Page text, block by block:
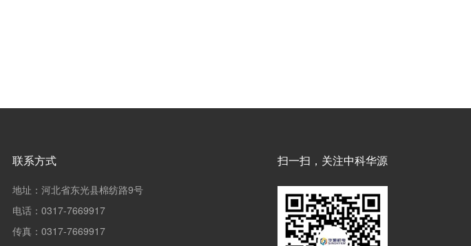
联系方式
地址：河北省东光县棉纺路9号
电话：0317-7669917
传真：0317-7669917
扫一扫，关注中科华源